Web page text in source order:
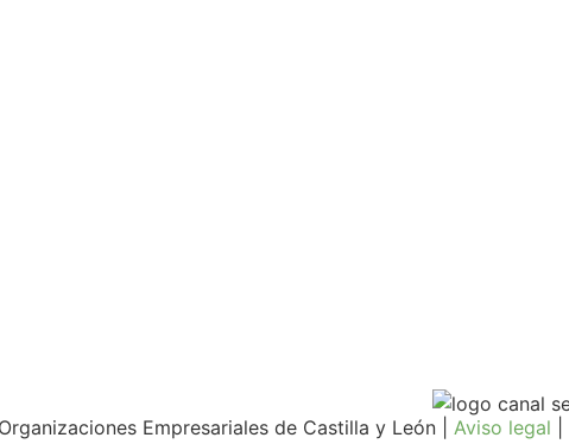
Empresariales de Castilla y León | Aviso legal